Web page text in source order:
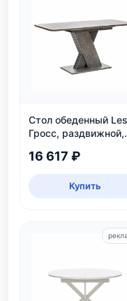
Стол обеденный
Гросс, раздвижной,
персон
16 617 ₽
Купить